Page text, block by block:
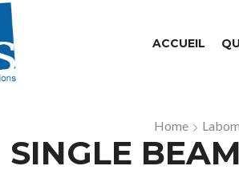
ACCUEIL
Home
SINGLE